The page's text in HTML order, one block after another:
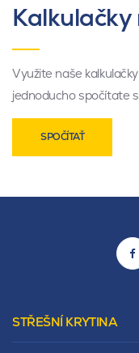
Využite naše
jednoducho spočítate
SPOČÍTAŤ
STŘEŠNÍ KRYTINA